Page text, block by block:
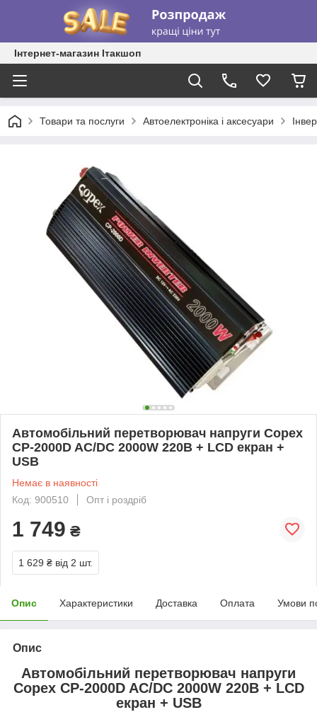
Інтернет-магазин Ітакшоп
Товари та послуги Автоелектроніка і аксесуари
Автомобільний перетворювач напруги Copex
CP-2000D AC/DC 2000W 220В + LCD екран +
USB
Немає в наявності
Код: 900510
Опт і роздріб
1 749 ₴
1 629 ₴ від 2 шт.
Опис Характеристики Доставка Оплата Умови
Опис
Автомобільний перетворювач напруги
Copex CP-2000D AC/DC 2000W 220В + LCD
екран + USB